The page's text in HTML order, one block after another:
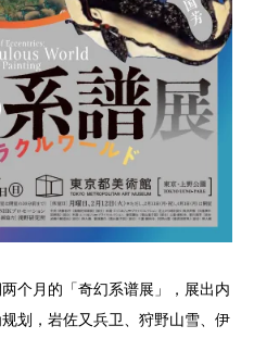
个月的「奇幻系谱展」，展出内
划，岩佐又兵卫、狩野山雪、伊